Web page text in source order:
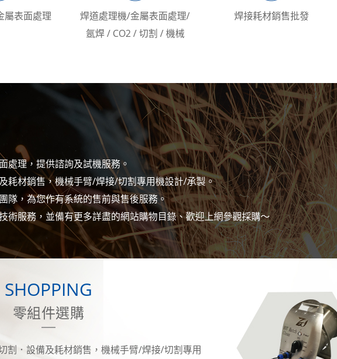
屬表面處理
焊道處理機/金屬表面處理/
氬焊 / CO2 / 切割 / 機械
焊接耗材銷售批發
處理，提供諮詢及試機服務。
耗材銷售，機械手臂/焊接/切割專用機設計/承製。
隊，為您作有系統的售前與售後服務。
術服務，並備有更多詳盡的網站購物目錄、歡迎上網參觀採購～
SHOPPING
零組件選購
割．設備及耗材銷售，機械手臂/焊接/切割專用